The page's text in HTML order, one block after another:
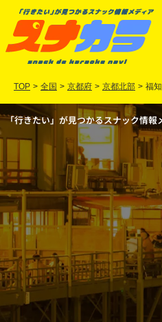
TOP > 全国 > 京都府 > 京都北部 > 福
「行きたい」が見つかるスナック情報